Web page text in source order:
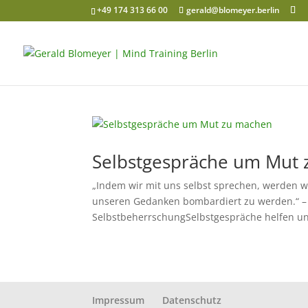
+49 174 313 66 00 gerald@blomeyer.berlin
Selbstgespräche um Mut
„Indem wir mit uns selbst sprechen, werden
unseren Gedanken bombardiert zu werden.“
SelbstbeherrschungSelbstgespräche helfen
Impressum Datenschutz